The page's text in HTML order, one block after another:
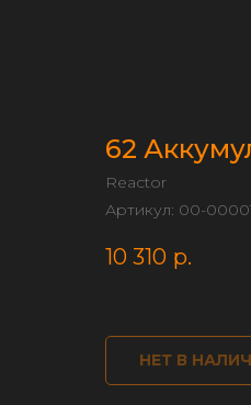
62
Reactor
Артикул: 00-
10 310 р.
НЕТ В